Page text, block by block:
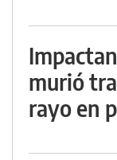
murió
rayo en